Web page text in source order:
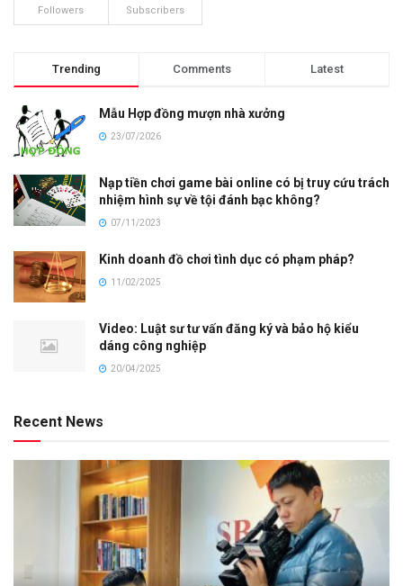
Followers Subscribers
Trending Comments Latest
Mẫu Hợp đồng mượn nhà xưởng
23/07/2026
Nạp tiền chơi game bài online có bị truy cứu trách
nhiệm hình sự về tội đánh bạc không?
07/11/2023
Kinh doanh đồ chơi tình dục có phạm pháp?
11/02/2025
Video: Luật sư tư vấn đăng ký và bảo hộ kiểu
dáng công nghiệp
20/04/2025
Recent News